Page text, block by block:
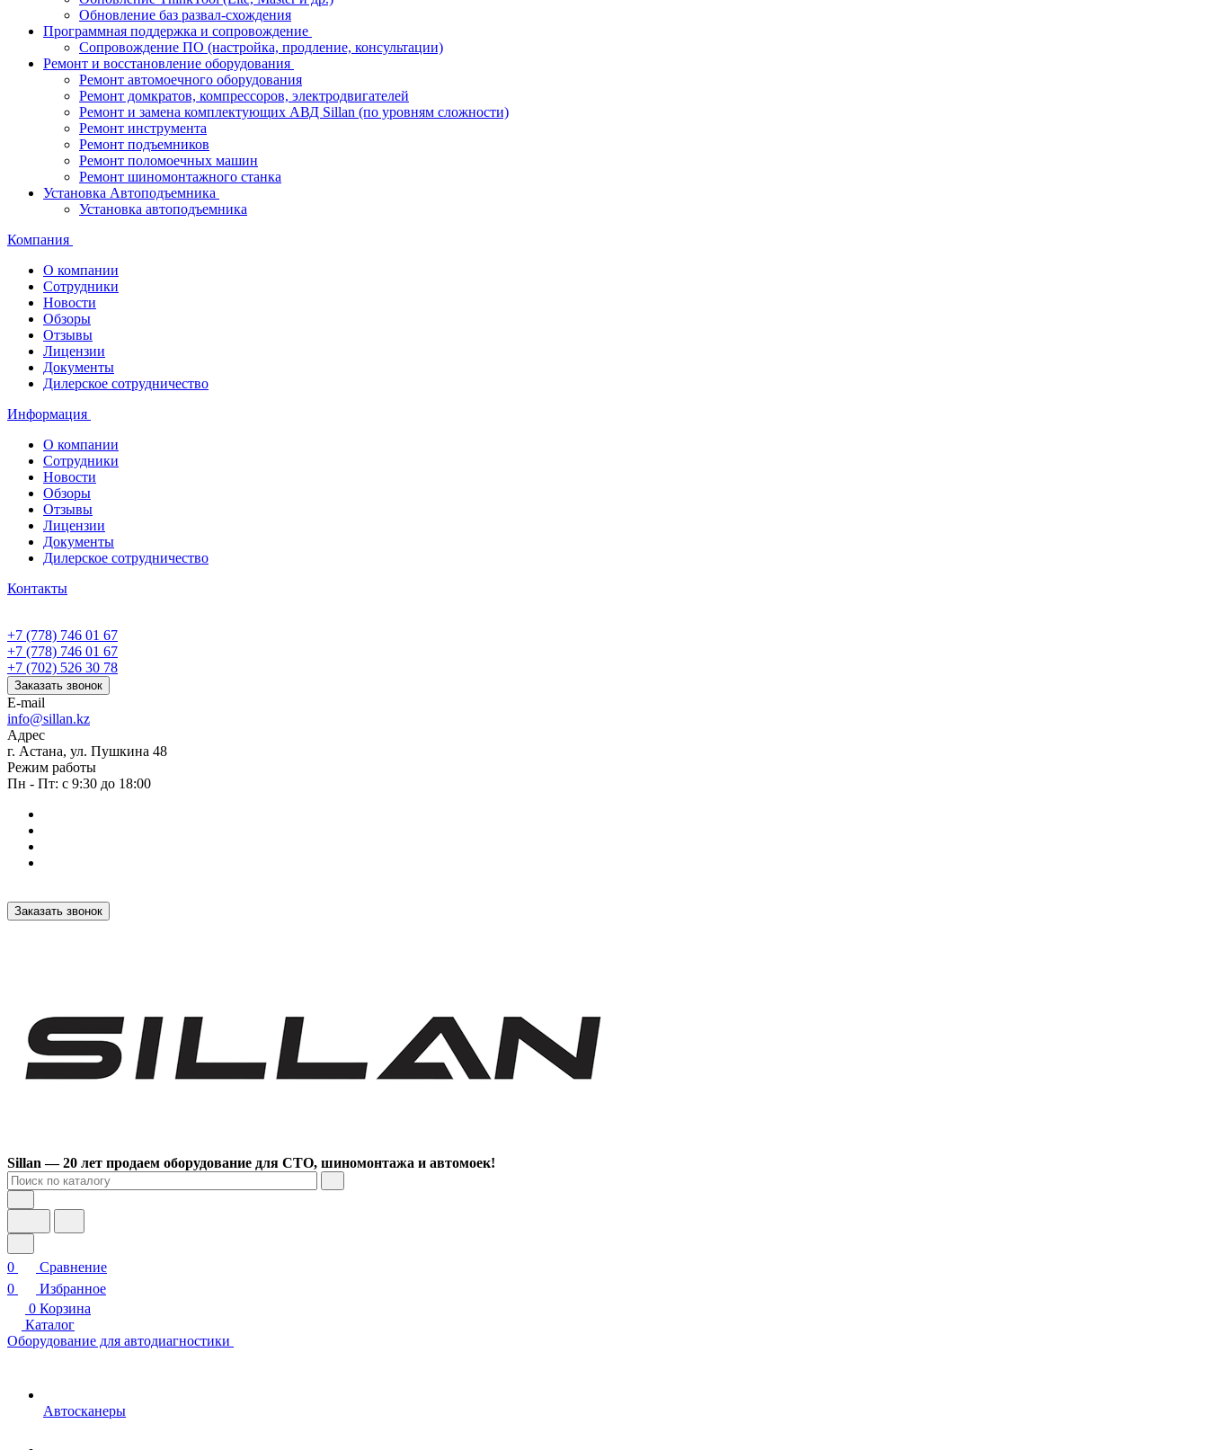
Обновление баз развал-схождения
Программная поддержка и сопровождение
Сопровождение ПО (настройка, продление, консультации)
Ремонт и восстановление оборудования
Ремонт автомоечного оборудования
Ремонт домкратов, компрессоров, электродвигателей
Ремонт и замена комплектующих АВД Sillan (по уровням сложности)
Ремонт инструмента
Ремонт подъемников
Ремонт поломоечных машин
Ремонт шиномонтажного станка
Установка Автоподъемника
Установка автоподъемника
Компания
О компании
Сотрудники
Новости
Обзоры
Отзывы
Лицензии
Документы
Дилерское сотрудничество
Информация
О компании
Сотрудники
Новости
Обзоры
Отзывы
Лицензии
Документы
Дилерское сотрудничество
Контакты
+7 (778) 746 01 67
+7 (778) 746 01 67
+7 (702) 526 30 78
Заказать звонок
E-mail
info@sillan.kz
Адрес
г. Астана, ул. Пушкина 48
Режим работы
Пн - Пт: с 9:30 до 18:00
Заказать звонок
Sillan — 20 лет продаем оборудование для СТО, шиномонтажа и автомоек!
0
Сравнение
0
Избранное
0 Корзина
Каталог
Оборудование для автодиагностики
Автосканеры